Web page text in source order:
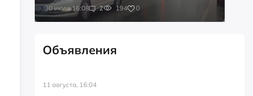
30 июля 16:08 2 194 0
Объявления
11 августа, 16:04